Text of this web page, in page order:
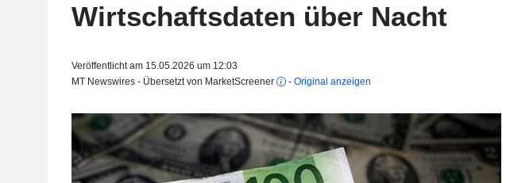
Wirtschaftsdaten über Nacht
Veröffentlicht am 15.05.2026 um 12:03
MT Newswires - Übersetzt von MarketScreener
- Original anzeigen